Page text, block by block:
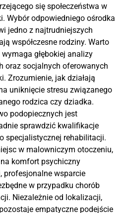
się społeczeństwa w
Wybór odpowiedniego ośrodka
jedno z najtrudniejszych
współczesne rodziny. Warto
głębokiej analizy
oraz socjalnych oferowanych
Zrozumienie, jak działają
uniknięcie stresu związanego
rodzica czy dziadka.
podopiecznych jest
sprawdzić kwalifikacje
specjalistycznej rehabilitacji.
w malowniczym otoczeniu,
komfort psychiczny
profesjonalne wsparcie
w przypadku chorób
Niezależnie od lokalizacji,
empatyczne podejście